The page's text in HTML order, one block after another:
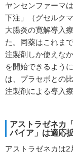
ヤンセンファーマ
下注」（グセルク
大腸炎の寛解導入
た。同薬はこれま
注製剤しか使えな
を開始できるよう
は、プラセボとの
注製剤による導入
アストラゼネカ
パイア」は適応
アストラゼネカは